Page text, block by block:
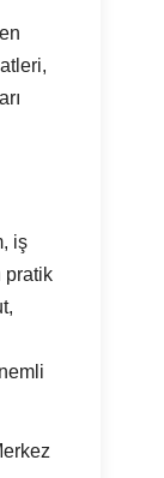
iş
pratik